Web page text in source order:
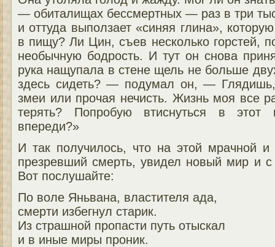
— обиталищах бессмертных — раз в три
и оттуда выползает «синяя глина»,
в пищу? Ли Цин, съев несколько горстей,
необычную бодрость. И тут он снова
рука нащупала в стене щель не больше
здесь сидеть? — подумал он, —
змеи или прочая нечисть. Жизнь моя все
терять? Попробую втиснуться в этот
впереди?»
И так получилось, что на этой мрачной и
презревший смерть, увидел новый мир и с
Вот послушайте:
По воле Яньвана, властителя ада,
смерти избегнул старик.
Из страшной пропасти путь отыскал
и в иные миры проник.